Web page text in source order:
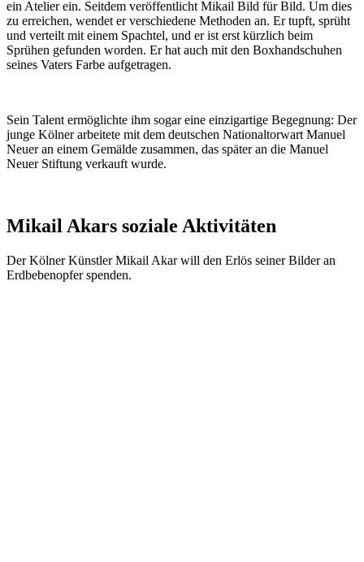
ein Atelier ein. Seitdem veröffentlicht Mikail Bild für Bild. Um dies
zu erreichen, wendet er verschiedene Methoden an. Er tupft, sprüht
und verteilt mit einem Spachtel, und er ist erst kürzlich beim
Sprühen gefunden worden. Er hat auch mit den Boxhandschuhen
seines Vaters Farbe aufgetragen.
Sein Talent ermöglichte ihm sogar eine einzigartige Begegnung: Der
junge Kölner arbeitete mit dem deutschen Nationaltorwart Manuel
Neuer an einem Gemälde zusammen, das später an die Manuel
Neuer Stiftung verkauft wurde.
Mikail Akars soziale Aktivitäten
Der Kölner Künstler Mikail Akar will den Erlös seiner Bilder an
Erdbebenopfer spenden.